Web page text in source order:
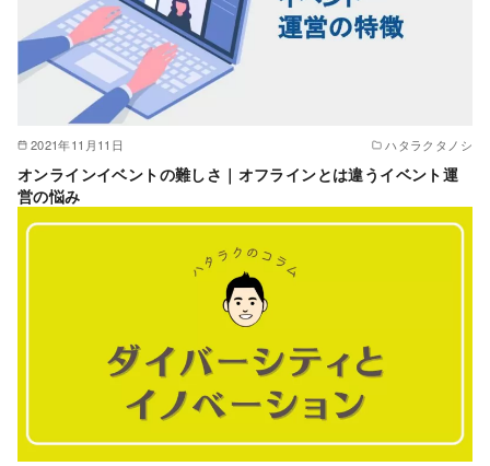
2021年11月11日 ハタラクタノシ
オンラインイベントの難しさ｜オフラインとは違うイベント運
営の悩み